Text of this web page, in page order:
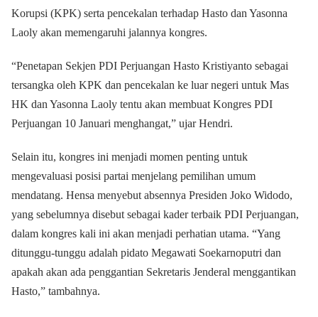
Korupsi (KPK) serta pencekalan terhadap Hasto dan Yasonna
Laoly akan memengaruhi jalannya kongres.
“Penetapan Sekjen PDI Perjuangan Hasto Kristiyanto sebagai
tersangka oleh KPK dan pencekalan ke luar negeri untuk Mas
HK dan Yasonna Laoly tentu akan membuat Kongres PDI
Perjuangan 10 Januari menghangat,” ujar Hendri.
Selain itu, kongres ini menjadi momen penting untuk
mengevaluasi posisi partai menjelang pemilihan umum
mendatang. Hensa menyebut absennya Presiden Joko Widodo,
yang sebelumnya disebut sebagai kader terbaik PDI Perjuangan,
dalam kongres kali ini akan menjadi perhatian utama. “Yang
ditunggu-tunggu adalah pidato Megawati Soekarnoputri dan
apakah akan ada penggantian Sekretaris Jenderal menggantikan
Hasto,” tambahnya.